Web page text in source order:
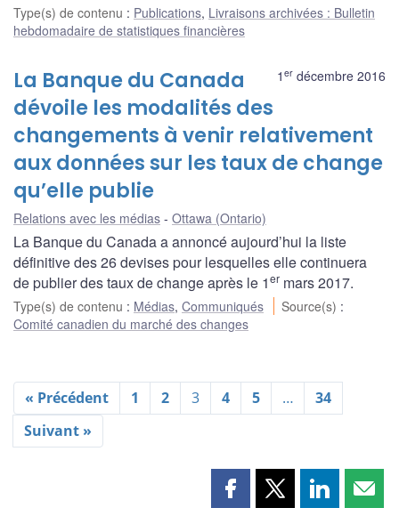
Type(s) de contenu : Publications, Livraisons archivées : Bulletin
hebdomadaire de statistiques financières
1 er décembre 2016
La Banque du Canada
dévoile les modalités des
changements à venir relativement
aux données sur les taux de change
qu’elle publie
Relations avec les médias Ottawa (Ontario)
La Banque du Canada a annoncé aujourd’hui la liste
définitive des 26 devises pour lesquelles elle continuera
de publier des taux de change après le 1er mars 2017.
Type(s) de contenu : Médias, Communiqués Source(s) :
Comité canadien du marché des changes
« Précédent 1 2 3 4 5 …
34
Suivant »
PartagerPartagerPartager